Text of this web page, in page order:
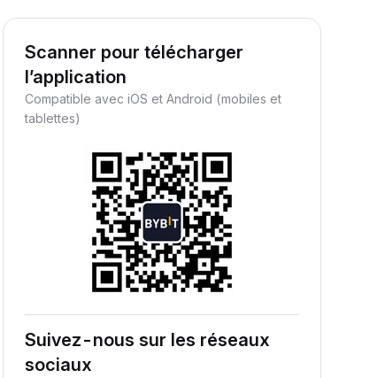
Scanner pour télécharger
l’application
Compatible avec iOS et Android (mobiles et
tablettes)
Suivez-nous sur les réseaux
sociaux